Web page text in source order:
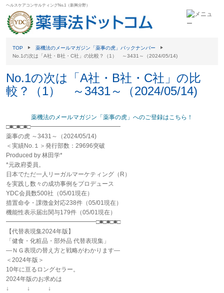
ヘルスケアコンサルティングNo.1（新興分野）
TOP
薬機法のメールマガジン「薬事の虎」バックナンバー
No.1の次は「A社・B社・C社」の比較？（1） ～3431～（2024/05/14)
No.1の次は「A社・B社・C社」の比
較？（1） ～3431～（2024/05/14)
薬機法のメールマガジン「薬事の虎」へのご登録はこちら！
□■□■□■□━━━━━━━━━━━━━━━
薬事の虎 ～3431～（2024/05/14)
＜実績No.１＞発行部数：29696突破
Produced by 林田学*
*元政府委員。
日本でただ一人リーガルマーケティング（R）
を実践し数々の成功事例をプロデュース
YDC会員数500社（05/01現在）
措置命令・課徴金対応238件（05/01現在）
機能性表示届出関与179件（05/01現在）
━━━━━━━━━━━━━━━□■□■□■□
【代替表現集2024年版】
「健食・化粧品・部外品 代替表現集」
―ＮＧ表現の替え方と戦略がわかります―
＜2024年版＞
10年に亘るロングセラー。
2024年版のお求めは
↓ ↓ ↓